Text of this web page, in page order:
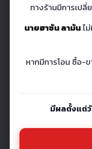
ทางร้านมีการเป
นายฮาซัน ลามันไ
หากมีการโอน ซื้อ-
มีผลตั้งแต่วั